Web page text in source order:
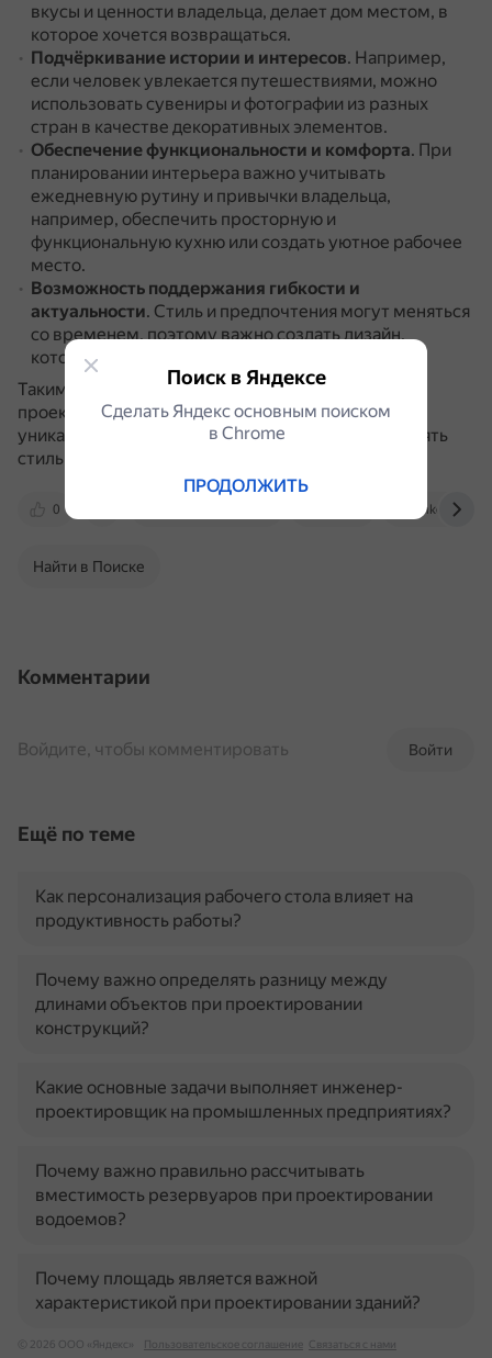
вкусы и ценности владельца, делает дом местом, в
которое хочется возвращаться.
Подчёркивание истории и интересов. Например,
если человек увлекается путешествиями, можно
использовать сувениры и фотографии из разных
стран в качестве декоративных элементов.
Обеспечение функциональности и комфорта. При
планировании интерьера важно учитывать
ежедневную рутину и привычки владельца,
например, обеспечить просторную и
функциональную кухню или создать уютное рабочее
место.
Возможность поддержания гибкости и
актуальности. Стиль и предпочтения могут меняться
со временем, поэтому важно создать дизайн,
который можно легко изменить и обновить.
Таким образом, учёт индивидуальности при
проектировании интерьера позволяет создать
уникальное пространство, которое будет дополнять
стиль жизни и индивидуальность владельца.
0
Найти в Поиске
Комментарии
Войти
Войдите, чтобы комментировать
Ещё по теме
Как персонализация рабочего стола влияет на
продуктивность работы?
Почему важно определять разницу между
длинами объектов при проектировании
конструкций?
Какие основные задачи выполняет инженер-
проектировщик на промышленных предприятиях?
Почему важно правильно рассчитывать
вместимость резервуаров при проектировании
водоемов?
Почему площадь является важной
характеристикой при проектировании зданий?
© 2026 ООО «Яндекс» Пользовательское соглашение Связаться с нами
Поиск в Яндексе
Сделать Яндекс основным поиском
в Сhrome
ПРОДОЛЖИТЬ